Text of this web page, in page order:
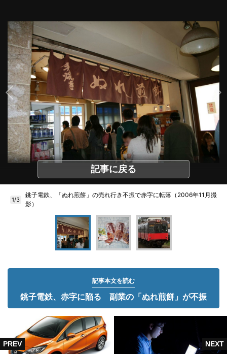
記事に戻る
1/3
銚子電鉄、「ぬれ煎餅」の売れ行き不振で赤字に転落（2006年11月撮
影）
記事本文を読む
銚子電鉄、赤字に陥る 副業の「ぬれ煎餅」が不振